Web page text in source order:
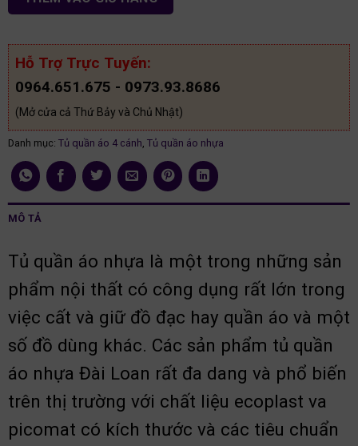
Hỗ Trợ Trực Tuyến:
0964.651.675 - 0973.93.8686
(Mở cửa cả Thứ Bảy và Chủ Nhật)
Danh mục: Tủ quần áo 4 cánh Tủ quần áo nhựa
MÔ TẢ
Tủ quần áo nhựa là một trong những sản
phẩm nội thất có công dụng rất lớn trong
việc cất và giữ đồ đạc hay quần áo và một
số đồ dùng khác. Các sản phẩm tủ quần
áo nhựa Đài Loan rất đa dang và phổ biến
trên thị trường với chất liệu ecoplast va
picomat có kích thước và các tiêu chuẩn